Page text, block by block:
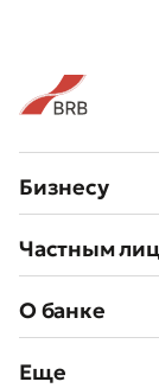
Бизнесу
Частным
О банке
Еще